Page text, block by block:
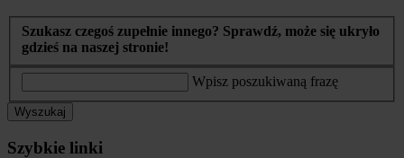
Szukasz czegoś zupełnie innego? Sprawdź, może się ukryło
gdzieś na naszej stronie!
Wpisz poszukiwaną frazę
Wyszukaj
Szybkie linki